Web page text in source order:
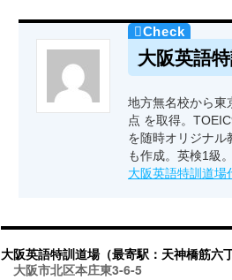
大阪英語
地方無名校から東
点 を取得。
を随時オリジナル
も作成。英検1級
大阪英語特訓道場
大阪英語特訓道場（最寄駅：天神橋筋六
大阪市北区本庄東3-6-5